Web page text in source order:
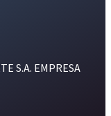
S.A. EMPRESA